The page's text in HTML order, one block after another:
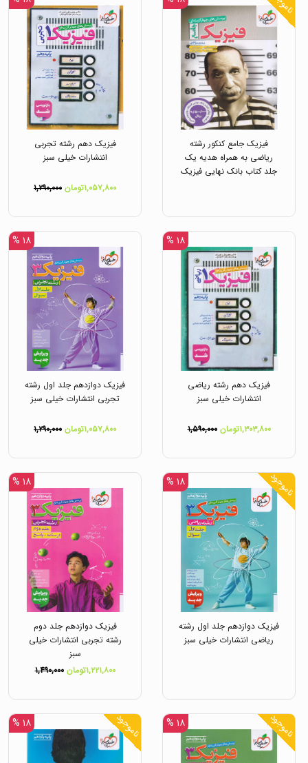
فیزیک جامع کنکور رشته
ریاضی به همراه هدیه یک
جلد کتاب بانک نهایی فیزیک
فیزیک دهم رشته تجربی
انتشارات خیلی سبز
۱,۰۵۷,۸۰۰تومان ۱,۲۹۰,۰۰۰
۱۸ %
فیزیک دهم رشته ریاضی
انتشارات خیلی سبز
۱,۳۰۳,۸۰۰تومان ۱,۵۹۰,۰۰۰
۱۸ %
فیزیک دوازدهم جلد اول رشته
تجربی انتشارات خیلی سبز
۱,۰۵۷,۸۰۰تومان ۱,۲۹۰,۰۰۰
ناموجود ۱۸ %
فیزیک دوازدهم جلد اول رشته
ریاضی انتشارات خیلی سبز
۱۸ %
فیزیک دوازدهم جلد دوم
رشته تجربی انتشارات خیلی
سبز
۱,۲۲۱,۸۰۰تومان
۱,۴۹۰,۰۰۰
ناموجود ۱۸ % ناموجود ۱۸ %